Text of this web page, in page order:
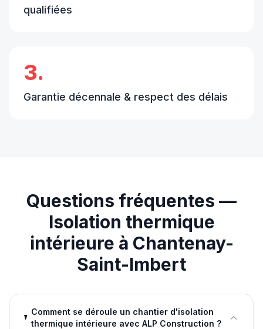
qualifiées
3.
Garantie décennale & respect des délais
Questions fréquentes —
Isolation thermique
intérieure à Chantenay-
Saint-Imbert
Comment se déroule un chantier d'isolation
thermique intérieure avec ALP Construction ?